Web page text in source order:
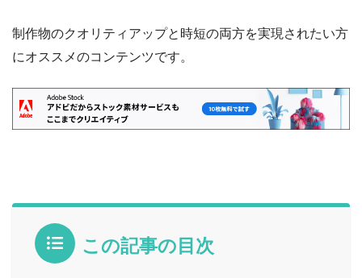
制作物のクオリティアップと時短の両方を実現されたい方
にオススメのコンテンツです。
この記事の目次